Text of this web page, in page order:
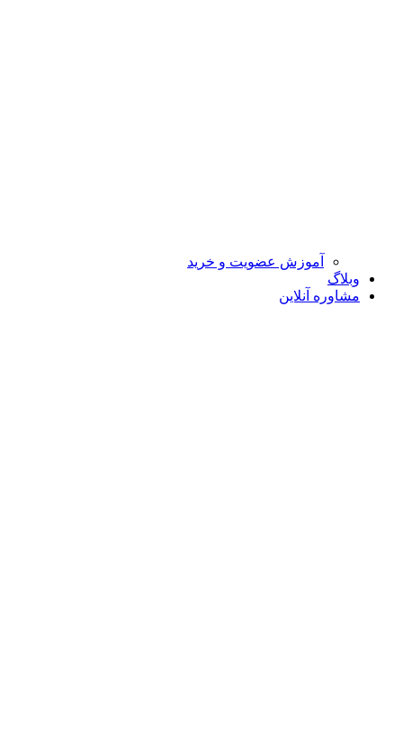
آموزش عضویت و خرید
وبلاگ
مشاوره آنلاین